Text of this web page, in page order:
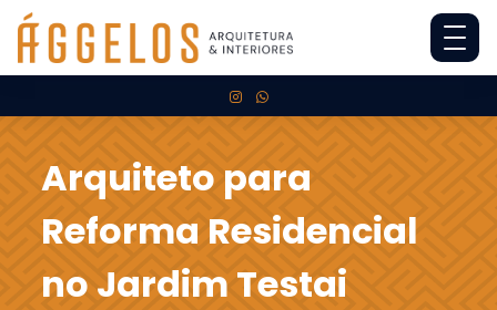
Arquiteto para
Reforma Residencial
no Jardim Testai